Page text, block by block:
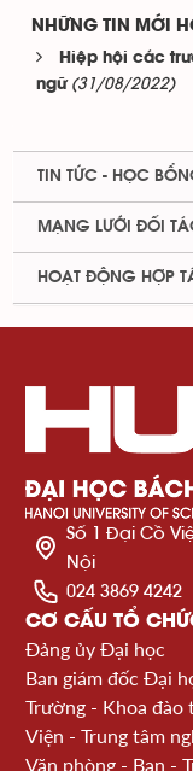
NHỮNG TIN MỚI
Hiệp hội các
ngữ (31/08/2022)
TIN TỨC - HỌC
MẠNG LƯỚI ĐỐI
HOẠT ĐỘNG HỢP
Số 1 Đại Cồ
Nội
024 3869 4242
CƠ CẤU TỔ
Đảng ủy Đại học
Ban giám đốc Đại
Trường - Khoa đào
Viện - Trung tâm
Văn phòng - Ban -